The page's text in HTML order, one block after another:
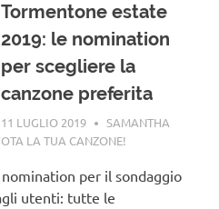
Tormentone estate
2019: le nomination
per scegliere la
canzone preferita
11 LUGLIO 2019
SAMANTHA
LA TUA CANZONE!
per il sondaggio
utenti: tutte le